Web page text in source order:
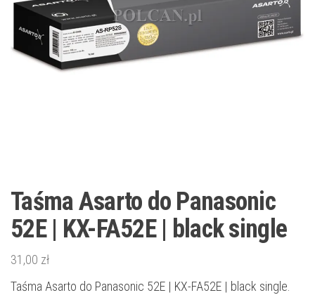
Taśma Asarto do Panasonic
52E | KX-FA52E | black single
31,00 zł
Taśma Asarto do Panasonic 52E | KX-FA52E | black single.